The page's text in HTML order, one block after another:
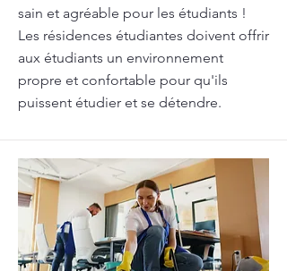
sain et agréable pour les étudiants !
Les résidences étudiantes doivent offrir
aux étudiants un environnement
propre et confortable pour qu'ils
puissent étudier et se détendre.